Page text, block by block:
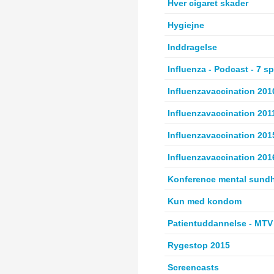
Hver cigaret skader
Hygiejne
Inddragelse
Influenza - Podcast - 7
Influenzavaccination
Influenzavaccination
Influenzavaccination
Influenzavaccination
Konference mental
Kun med kondom
Patientuddannelse -
Rygestop 2015
Screencasts